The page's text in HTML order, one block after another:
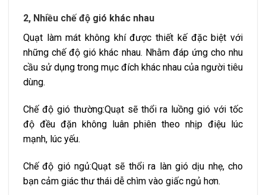
2, Nhiều chế độ gió khác nhau
Quạt làm mát không khí được thiết kế đặc biệt với
những chế độ gió khác nhau. Nhằm đáp ứng cho nhu
cầu sử dụng trong mục đích khác nhau của người tiêu
dùng.
Chế độ gió thường:Quạt sẽ thổi ra luồng gió với tốc
độ đều đặn không luân phiên theo nhịp điệu lúc
mạnh, lúc yếu.
Chế độ gió ngủ:Quạt sẽ thổi ra làn gió dịu nhẹ, cho
bạn cảm giác thư thái dễ chìm vào giấc ngủ hơn.